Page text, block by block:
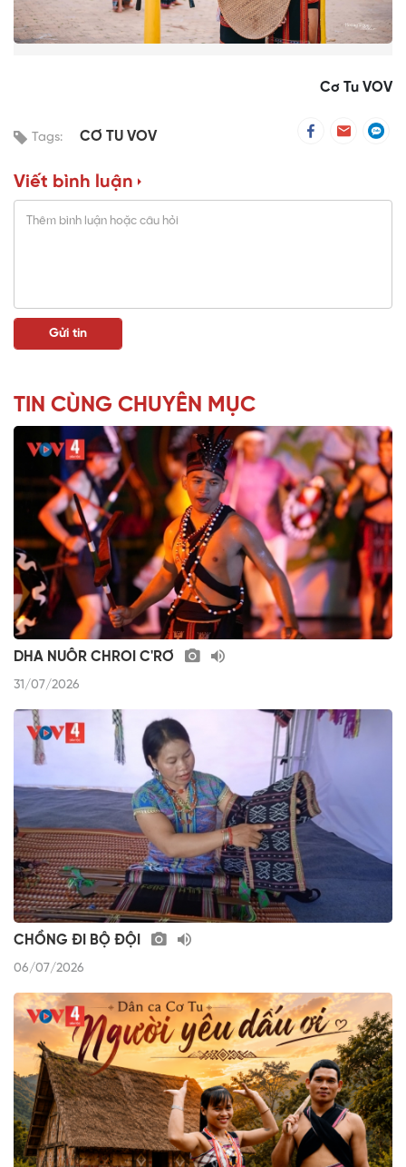
Cơ Tu VOV
Tags: CƠ TU VOV
Viết bình luận
TIN CÙNG CHUYÊN MỤC
DHA NUÔR CHROI C'RƠ
31/07/2026
CHỒNG ĐI BỘ ĐỘI
06/07/2026